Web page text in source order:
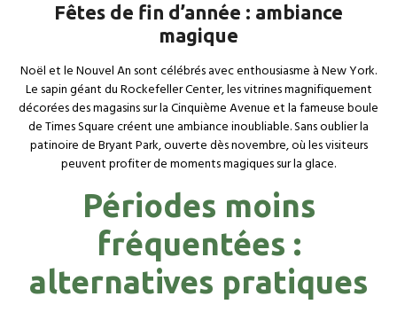
Fêtes de fin d’année : ambiance
magique
Noël et le Nouvel An sont célébrés avec enthousiasme à New York.
Le sapin géant du Rockefeller Center, les vitrines magnifiquement
décorées des magasins sur la Cinquième Avenue et la fameuse boule
de Times Square créent une ambiance inoubliable. Sans oublier la
patinoire de Bryant Park, ouverte dès novembre, où les visiteurs
peuvent profiter de moments magiques sur la glace.
Périodes moins
fréquentées :
alternatives pratiques